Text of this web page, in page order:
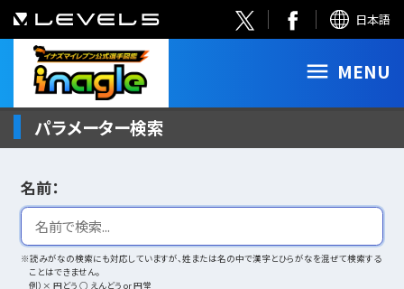
日本語
MENU
パラメーター検索
名前：
※読みがなの検索にも対応していますが、姓または名の中で漢字とひらがなを混ぜて検索する
ことはできません。
例）× 円どう ○ えんどう or 円堂